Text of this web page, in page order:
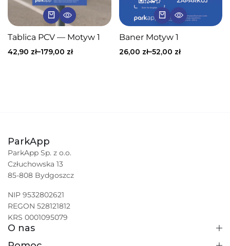
Tablica PCV — Motyw 1
42,90 zł–179,00 zł
Baner Motyw 1
26,00 zł–52,00 zł
ParkApp
ParkApp Sp. z o.o.
Człuchowska 13
85-808 Bydgoszcz
NIP 9532802621
REGON 528121812
KRS 0001095079
O nas